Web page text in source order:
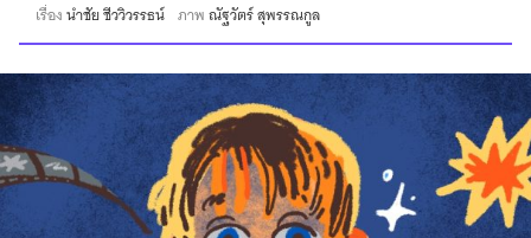
เรื่องนำชัย ชีววิวรรธน์ ภาพณัฐวัตร์ สุพรรณกูล